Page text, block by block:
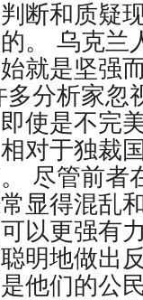
断和质疑
。 乌克兰
就是坚强
多分析家忽
使是不完
对于独裁
尽管前者
显得混乱
以更强有
明地做出
他们的公